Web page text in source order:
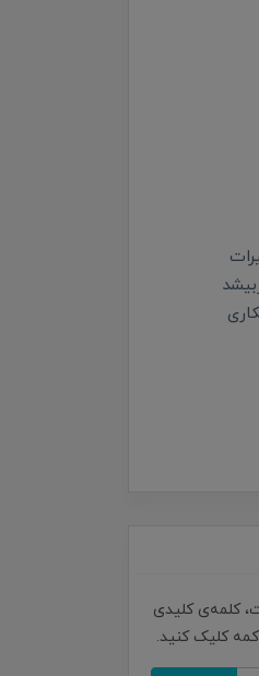
کلمه‌ی کلیدی
کلیک کنید.